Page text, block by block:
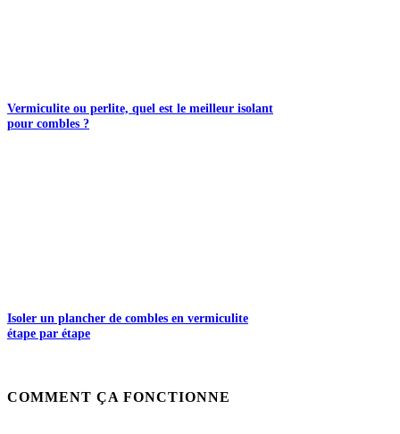
Vermiculite ou perlite, quel est le meilleur isolant
pour combles ?
Isoler un plancher de combles en vermiculite
étape par étape
COMMENT ÇA FONCTIONNE